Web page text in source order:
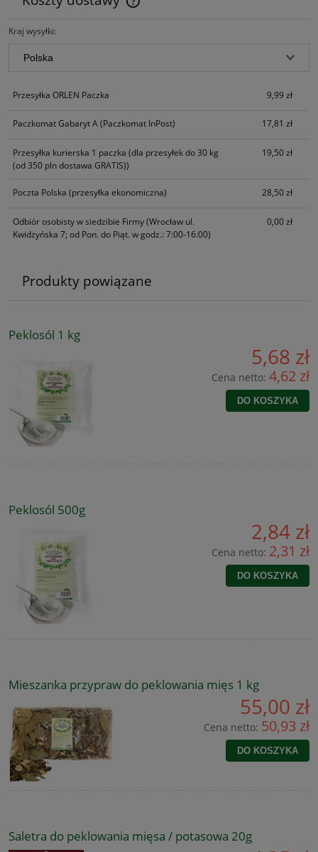
Cena nie zawiera ewentualnych kosztów płatności
Kraj wysyłki:
Przesyłka ORLEN Paczka 9,99 zł
Paczkomat Gabaryt A(Paczkomat InPost) 17,81 zł
Przesyłka kurierska 1 paczka (dla przesyłek do 30 kg
(od 350 pln dostawa GRATIS))
19,50 zł
Poczta Polska (przesyłka ekonomiczna) 28,50 zł
Odbiór osobisty w siedzibie Firmy(Wrocław ul.
Kwidzyńska 7; od Pon. do Piąt. w godz.: 7:00-16:00)
0,00 zł
Produkty powiązane
Peklosól 1 kg
5,68 zł
Cena netto: 4,62 zł
DO KOSZYKA
Peklosól 500g
2,84 zł
Cena netto: 2,31 zł
DO KOSZYKA
Mieszanka przypraw do peklowania mięs 1 kg
55,00 zł
Cena netto: 50,93 zł
DO KOSZYKA
Saletra do peklowania mięsa / potasowa 20g